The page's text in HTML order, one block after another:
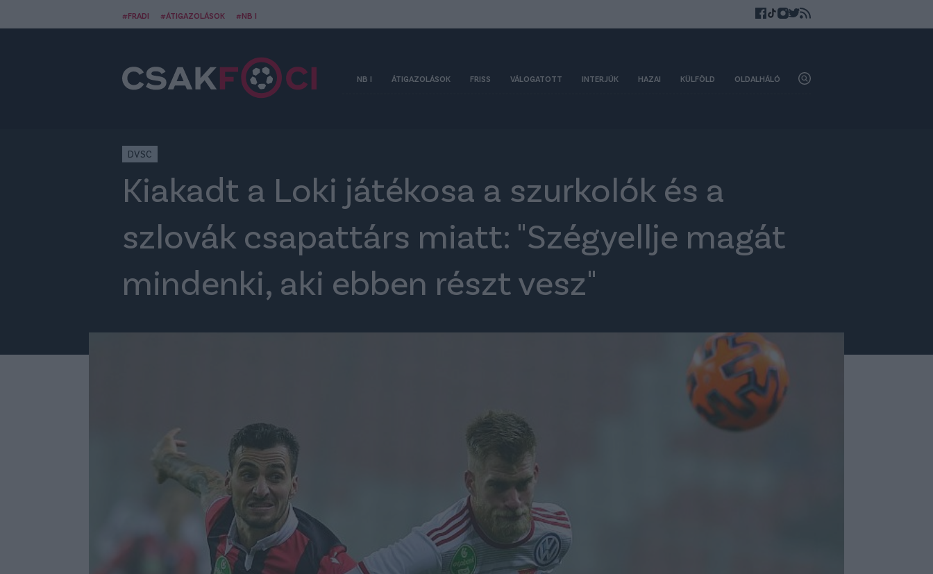
#FRADI #ÁTIGAZOLÁSOK #NB I
NB I ÁTIGAZOLÁSOK FRISS VÁLOGATOTT INTERJÚK HAZAI KÜLFÖLD OLDALHÁLÓ
DVSC
Kiakadt a Loki játékosa a szurkolók és a
szlovák csapattárs miatt: "Szégyellje magát
mindenki, aki ebben részt vesz"